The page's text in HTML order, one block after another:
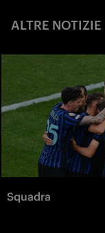
ALTRE NOTIZIE
Squadra